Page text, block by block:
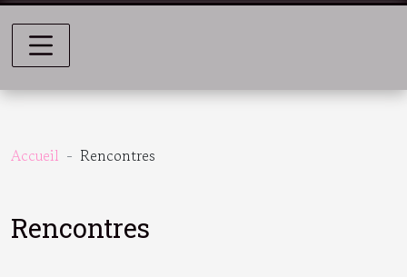
Accueil Rencontres
Rencontres